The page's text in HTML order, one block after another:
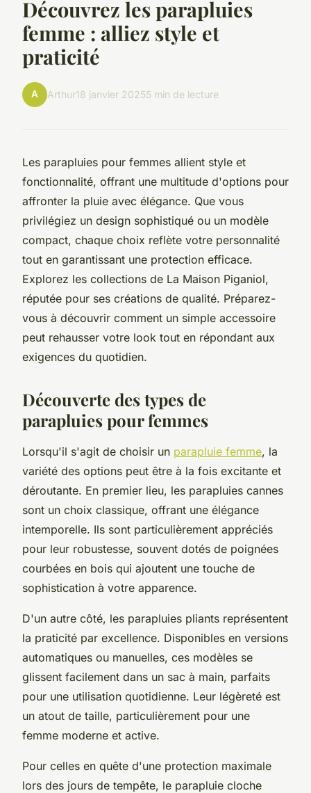
Découvrez les parapluies
femme : alliez style et
praticité
A Arthur18 janvier 20255 min de lecture
Les parapluies pour femmes allient style et
fonctionnalité, offrant une multitude d'options pour
affronter la pluie avec élégance. Que vous
privilégiez un design sophistiqué ou un modèle
compact, chaque choix reflète votre personnalité
tout en garantissant une protection efficace.
Explorez les collections de La Maison Piganiol,
réputée pour ses créations de qualité. Préparez-
vous à découvrir comment un simple accessoire
peut rehausser votre look tout en répondant aux
exigences du quotidien.
Découverte des types de
parapluies pour femmes
Lorsqu'il s'agit de choisir un parapluie femme, la
variété des options peut être à la fois excitante et
déroutante. En premier lieu, les parapluies cannes
sont un choix classique, offrant une élégance
intemporelle. Ils sont particulièrement appréciés
pour leur robustesse, souvent dotés de poignées
courbées en bois qui ajoutent une touche de
sophistication à votre apparence.
D'un autre côté, les parapluies pliants représentent
la praticité par excellence. Disponibles en versions
automatiques ou manuelles, ces modèles se
glissent facilement dans un sac à main, parfaits
pour une utilisation quotidienne. Leur légèreté est
un atout de taille, particulièrement pour une
femme moderne et active.
Pour celles en quête d'une protection maximale
lors des jours de tempête, le parapluie cloche